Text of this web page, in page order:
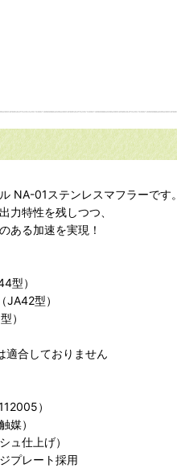
NA-01ステンレスマフラーです。
力特性を残しつつ、
ある加速を実現！
型）
JA42型）
）
適合しておりません
）
媒）
ュ仕上げ）
プレート採用